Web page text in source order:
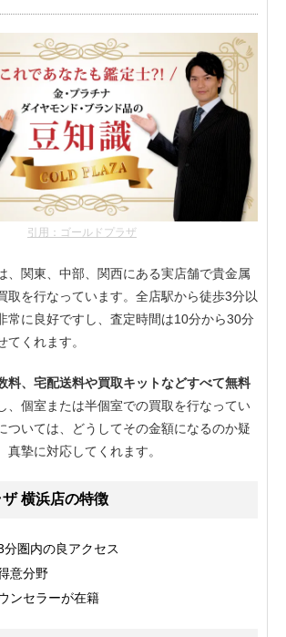
引用：ゴールドプラザ
、関東、中部、関西にある実店舗で貴金属
取を行なっています。全店駅から徒歩3分以
常に良好ですし、査定時間は10分から30分
てくれます。
料、宅配送料や買取キットなどすべて無料
、個室または半個室での買取を行なってい
ついては、どうしてその金額になるのか疑
真摯に対応してくれます。
横浜店の特徴
圏内の良アクセス
意分野
ンセラーが在籍